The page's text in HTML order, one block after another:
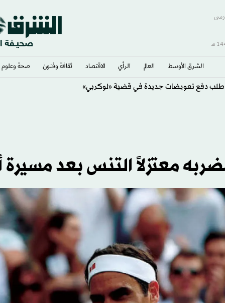
الشرق الأوسط​ العالم الرأي الاقتصاد ثقافة وفنون صحة وعلوم
دفع تعويضات جديدة في قضية «لوكربي»
معتزلاً التنس بعد